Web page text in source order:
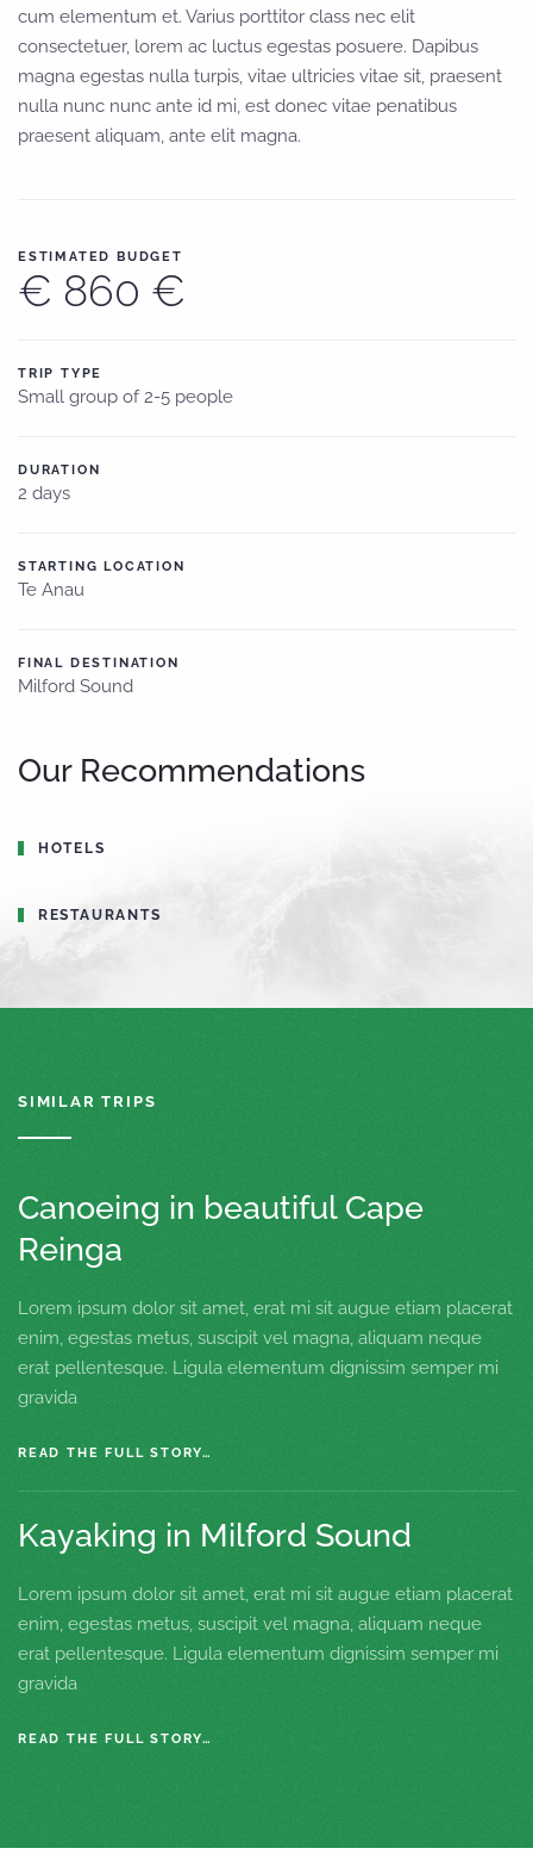
cum elementum et. Varius porttitor class nec elit
consectetuer, lorem ac luctus egestas posuere. Dapibus
magna egestas nulla turpis, vitae ultricies vitae sit, praesent
nulla nunc nunc ante id mi, est donec vitae penatibus
praesent aliquam, ante elit magna.
ESTIMATED BUDGET
€ 860 €
TRIP TYPE
Small group of 2-5 people
DURATION
2 days
STARTING LOCATION
Te Anau
FINAL DESTINATION
Milford Sound
Our Recommendations
HOTELS
RESTAURANTS
SIMILAR TRIPS
Canoeing in beautiful Cape
Reinga
Lorem ipsum dolor sit amet, erat mi sit augue etiam placerat
enim, egestas metus, suscipit vel magna, aliquam neque
erat pellentesque. Ligula elementum dignissim semper mi
gravida
READ THE FULL STORY…
Kayaking in Milford Sound
Lorem ipsum dolor sit amet, erat mi sit augue etiam placerat
enim, egestas metus, suscipit vel magna, aliquam neque
erat pellentesque. Ligula elementum dignissim semper mi
gravida
READ THE FULL STORY…